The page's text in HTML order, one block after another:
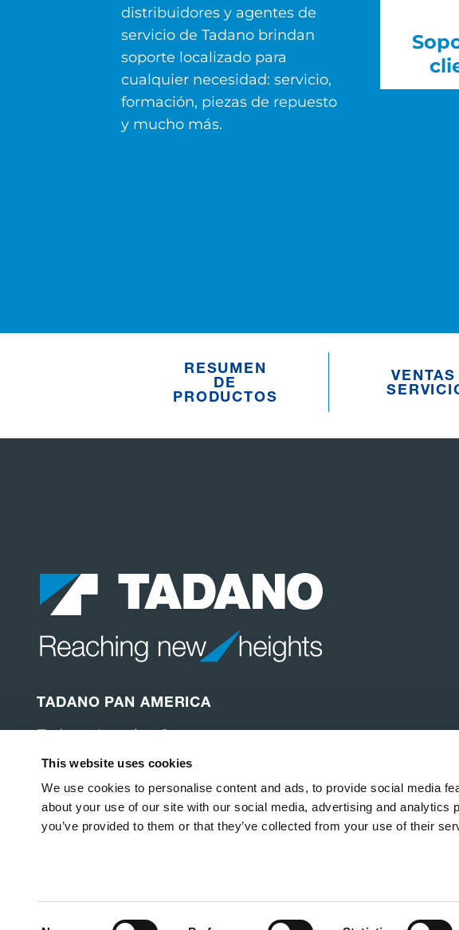
This website uses cookies
We use cookies to personalise content and ads, to provide social media
about your use of our site with our social media, advertising and analytics
you’ve provided to them or that they’ve collected from your use of their
distribuidores y agentes de
servicio de Tadano brindan
soporte localizado para
cualquier necesidad: servicio,
formación, piezas de repuesto
y mucho más.
RESUMEN
DE
PRODUCTOS
VENTAS
TADANO PAN AMERICA
Tadano America Corp.
Houston, TX 77066
Estados Unidos
Política de privacidad Política de cookies Actualización de software y